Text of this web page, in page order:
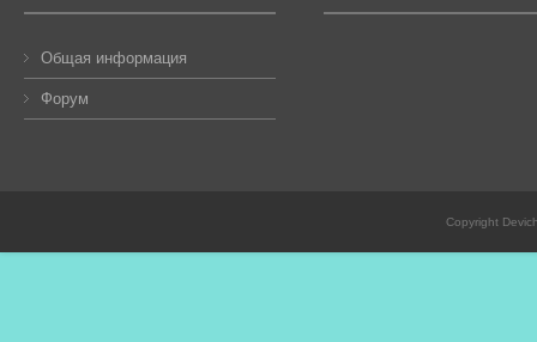
Общая информация
Форум
Copyright